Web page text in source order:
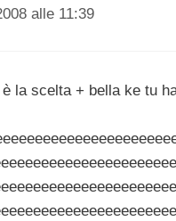
alle 11:39
la scelta + bella ke tu